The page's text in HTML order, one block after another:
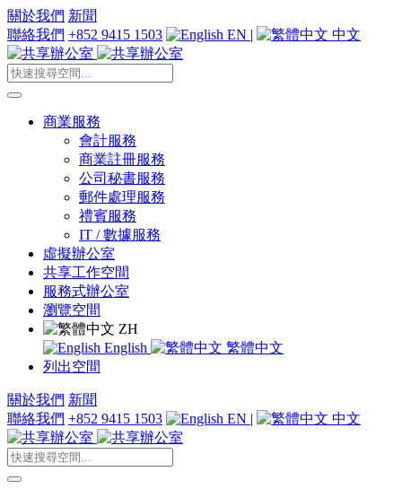
關於我們 新聞
聯絡我們 +852 9415 1503 EN | 中文
商業服務
會計服務
商業註冊服務
公司秘書服務
郵件處理服務
禮賓服務
IT / 數據服務
虛擬辦公室
共享工作空間
服務式辦公室
瀏覽空間
ZH
English
繁體中文
列出空間
關於我們 新聞
聯絡我們 +852 9415 1503 EN | 中文